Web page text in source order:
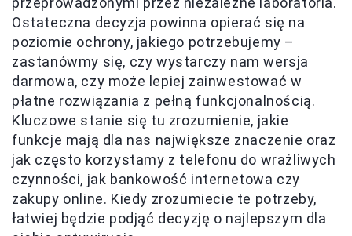
Ostateczna decyzja powinna opierać się na
poziomie ochrony, jakiego potrzebujemy –
zastanówmy się, czy wystarczy nam wersja
darmowa, czy może lepiej zainwestować w
płatne rozwiązania z pełną funkcjonalnością.
Kluczowe stanie się tu zrozumienie, jakie
funkcje mają dla nas największe znaczenie oraz
jak często korzystamy z telefonu do wrażliwych
czynności, jak bankowość internetowa czy
zakupy online. Kiedy zrozumiecie te potrzeby,
łatwiej będzie podjąć decyzję o najlepszym dla